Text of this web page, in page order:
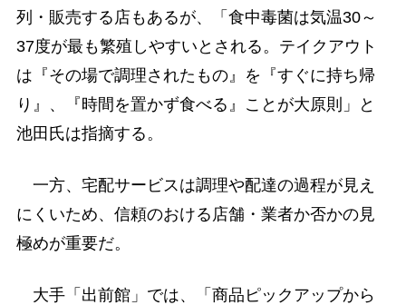
列・販売する店もあるが、「食中毒菌は気温30～
37度が最も繁殖しやすいとされる。テイクアウト
は『その場で調理されたもの』を『すぐに持ち帰
り』、『時間を置かず食べる』ことが大原則」と
池田氏は指摘する。
一方、宅配サービスは調理や配達の過程が見え
にくいため、信頼のおける店舗・業者か否かの見
極めが重要だ。
大手「出前館」では、「商品ピックアップから